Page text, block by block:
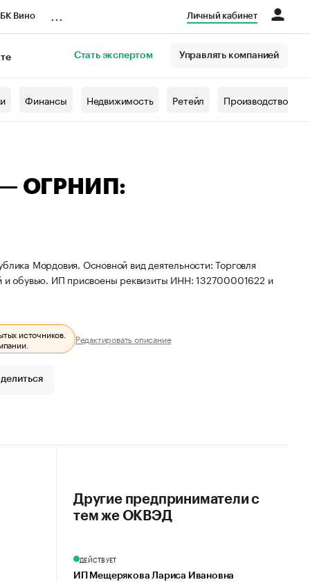
Вино Личный кабинет
Стать экспертом Управлять компанией
Финансы Недвижимость Ретейл Производство
— ОГРНИП:
Мордовия. Основной вид деятельности: Торговля
и обувью. ИП присвоены реквизиты ИНН: 132700001622 и
источников.
Редактировать описание
Другие предприниматели с
тем же ОКВЭД
ДЕЙСТВУЕТ
ИП Мещерякова Лариса Ивановна